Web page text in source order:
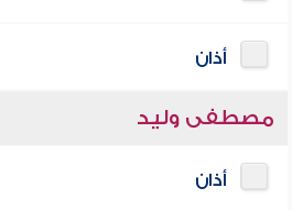
أذان
مصطفى وليد
أذان